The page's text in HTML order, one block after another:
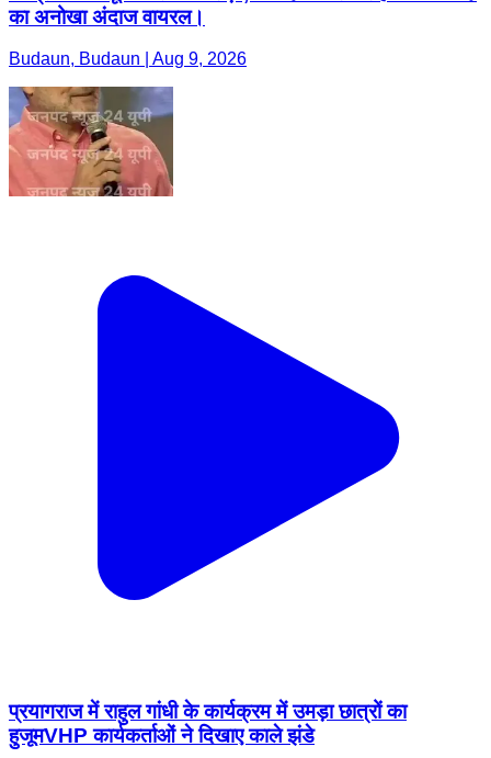
का अनोखा अंदाज वायरल।
Budaun, Budaun | Aug 9, 2026
प्रयागराज में राहुल गांधी के कार्यक्रम में उमड़ा छात्रों का
हुजूमVHP कार्यकर्ताओं ने दिखाए काले झंडे